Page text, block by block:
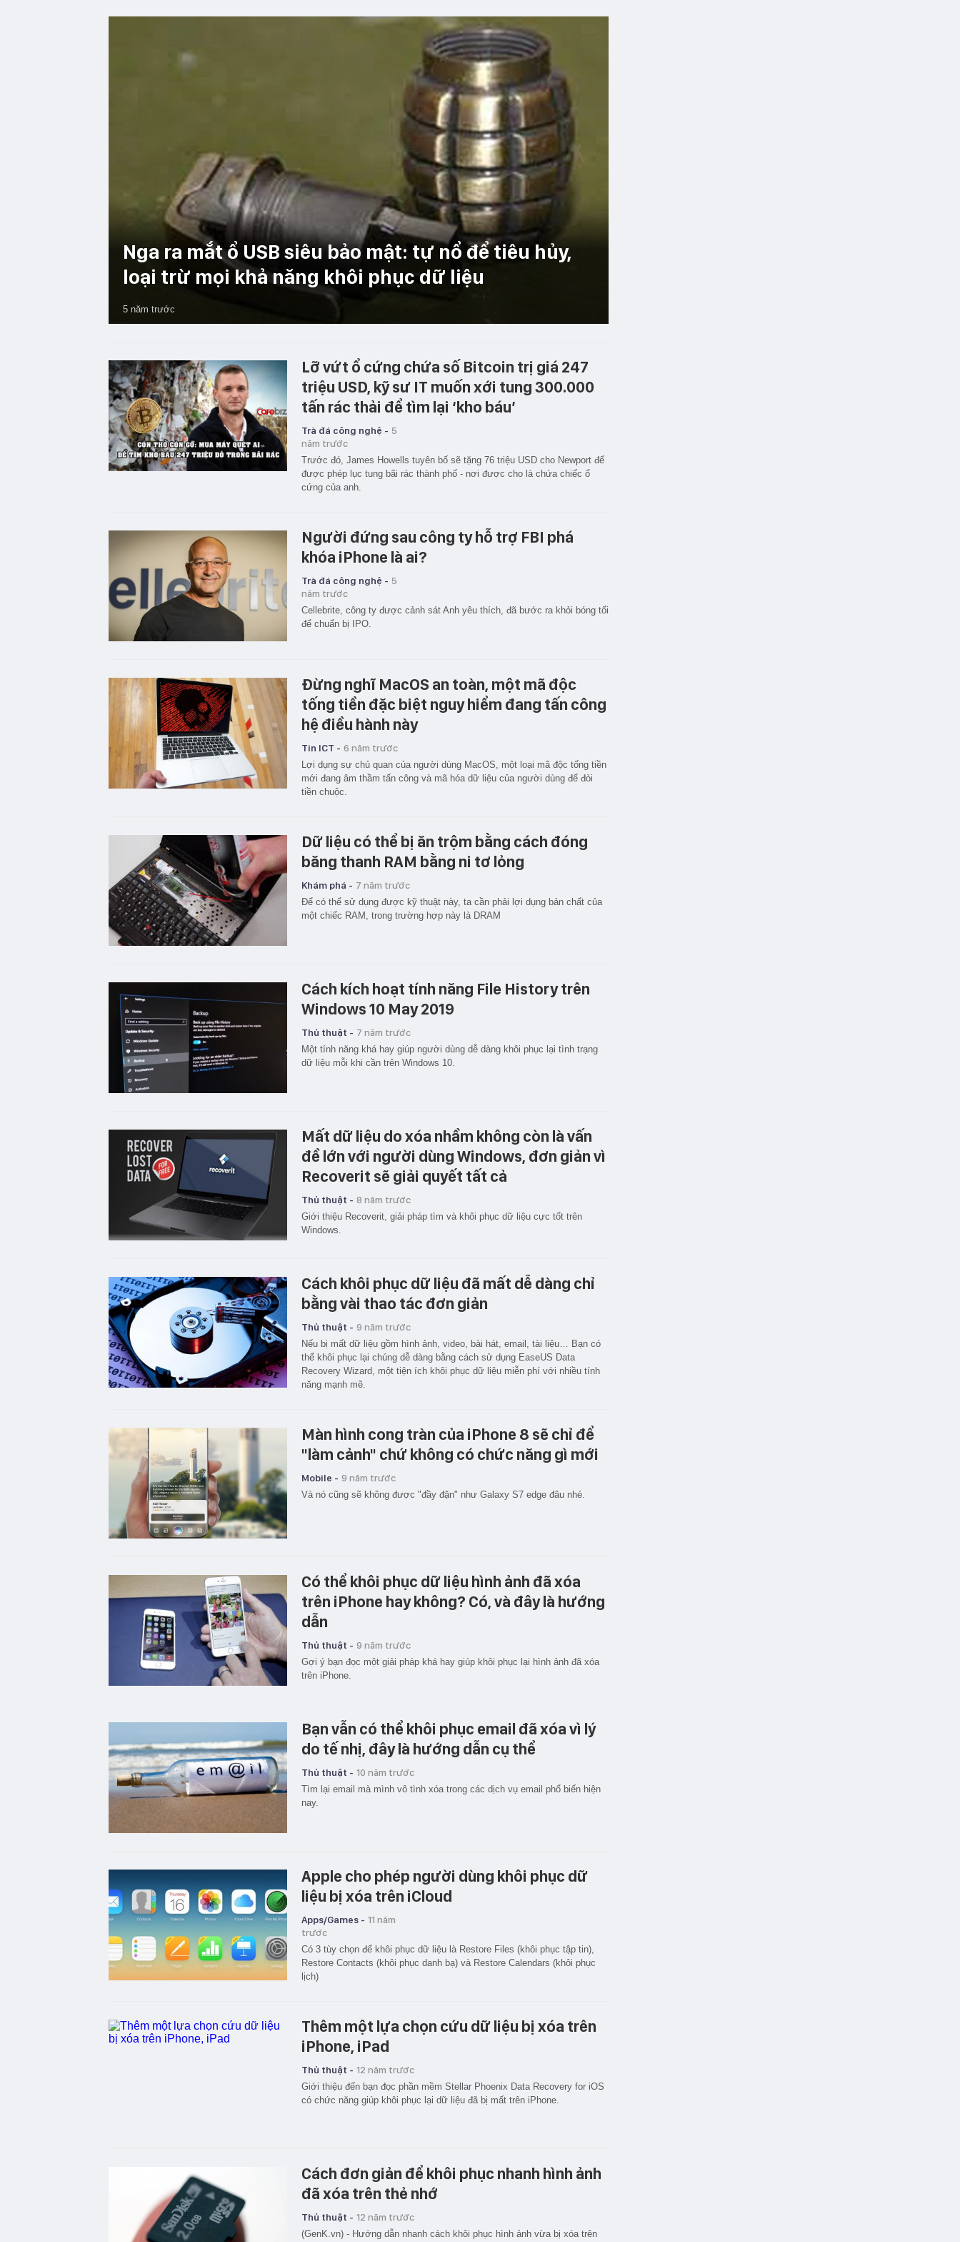
Nga ra mắt ổ USB siêu bảo mật: tự nổ để tiêu hủy,
loại trừ mọi khả năng khôi phục dữ liệu
5 năm trước
Lỡ vứt ổ cứng chứa số Bitcoin trị giá 247
triệu USD, kỹ sư IT muốn xới tung 300.000
tấn rác thải để tìm lại ‘kho báu’
Trà đá công nghệ - 5
năm trước
Trước đó, James Howells tuyên bố sẽ tặng 76 triệu USD cho Newport để
được phép lục tung bãi rác thành phố - nơi được cho là chứa chiếc ổ
cứng của anh.
Người đứng sau công ty hỗ trợ FBI phá
khóa iPhone là ai?
Trà đá công nghệ - 5
năm trước
Cellebrite, công ty được cảnh sát Anh yêu thích, đã bước ra khỏi bóng tối
để chuẩn bị IPO.
Đừng nghĩ MacOS an toàn, một mã độc
tống tiền đặc biệt nguy hiểm đang tấn công
hệ điều hành này
Tin ICT - 6 năm trước
Lợi dụng sự chủ quan của người dùng MacOS, một loại mã độc tống tiền
mới đang âm thầm tấn công và mã hóa dữ liệu của người dùng để đòi
tiền chuộc.
Dữ liệu có thể bị ăn trộm bằng cách đóng
băng thanh RAM bằng ni tơ lỏng
Khám phá - 7 năm trước
Để có thể sử dụng được kỹ thuật này, ta cần phải lợi dụng bản chất của
một chiếc RAM, trong trường hợp này là DRAM
Cách kích hoạt tính năng File History trên
Windows 10 May 2019
Thủ thuật - 7 năm trước
Một tính năng khá hay giúp người dùng dễ dàng khôi phục lại tình trạng
dữ liệu mỗi khi cần trên Windows 10.
Mất dữ liệu do xóa nhầm không còn là vấn
đề lớn với người dùng Windows, đơn giản vì
Recoverit sẽ giải quyết tất cả
Thủ thuật - 8 năm trước
Giới thiệu Recoverit, giải pháp tìm và khôi phục dữ liệu cực tốt trên
Windows.
Cách khôi phục dữ liệu đã mất dễ dàng chỉ
bằng vài thao tác đơn giản
Thủ thuật - 9 năm trước
Nếu bị mất dữ liệu gồm hình ảnh, video, bài hát, email, tài liệu… Bạn có
thể khôi phục lại chúng dễ dàng bằng cách sử dụng EaseUS Data
Recovery Wizard, một tiện ích khôi phục dữ liệu miễn phí với nhiều tính
năng mạnh mẽ.
Màn hình cong tràn của iPhone 8 sẽ chỉ để
"làm cảnh" chứ không có chức năng gì mới
Mobile - 9 năm trước
Và nó cũng sẽ không được "đầy đặn" như Galaxy S7 edge đâu nhé.
Có thể khôi phục dữ liệu hình ảnh đã xóa
trên iPhone hay không? Có, và đây là hướng
dẫn
Thủ thuật - 9 năm trước
Gợi ý bạn đọc một giải pháp khá hay giúp khôi phục lại hình ảnh đã xóa
trên iPhone.
Bạn vẫn có thể khôi phục email đã xóa vì lý
do tế nhị, đây là hướng dẫn cụ thể
Thủ thuật - 10 năm trước
Tìm lại email mà mình vô tình xóa trong các dịch vụ email phổ biến hiện
nay.
Apple cho phép người dùng khôi phục dữ
liệu bị xóa trên iCloud
Apps/Games - 11 năm
trước
Có 3 tùy chọn để khôi phục dữ liệu là Restore Files (khôi phục tập tin),
Restore Contacts (khôi phục danh bạ) và Restore Calendars (khôi phục
lịch)
Thêm một lựa chọn cứu dữ liệu bị xóa trên
iPhone, iPad
Thủ thuật - 12 năm trước
Giới thiệu đến bạn đọc phần mềm Stellar Phoenix Data Recovery for iOS
có chức năng giúp khôi phục lại dữ liệu đã bị mất trên iPhone.
Cách đơn giản để khôi phục nhanh hình ảnh
đã xóa trên thẻ nhớ
Thủ thuật - 12 năm trước
(GenK.vn) - Hướng dẫn nhanh cách khôi phục hình ảnh vừa bị xóa trên